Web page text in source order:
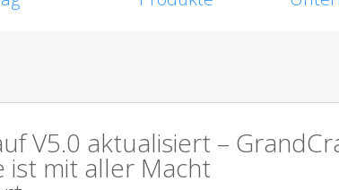
V5.0 aktualisiert –
ist mit aller Macht